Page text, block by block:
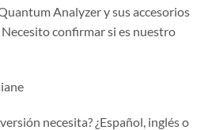
Analyzer y sus accesorios
confirmar si es nuestro
necesita? ¿Español, inglés o